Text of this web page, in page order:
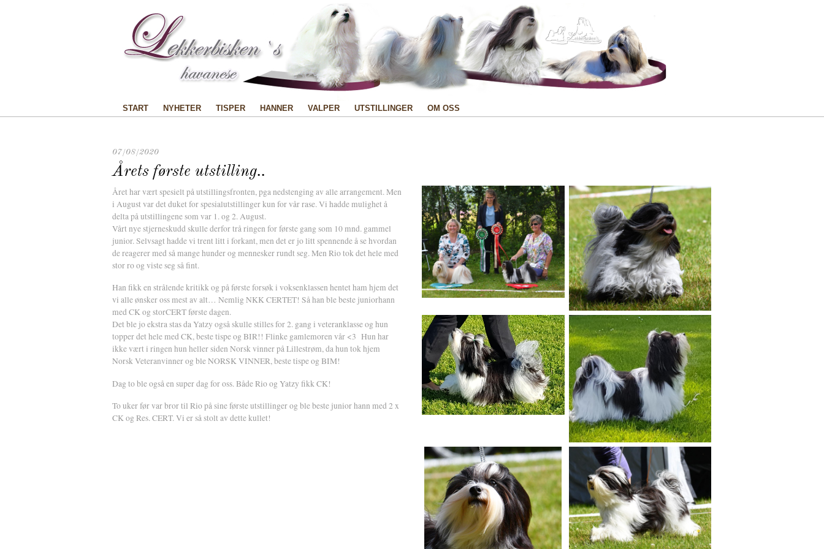
START NYHETER TISPER HANNER VALPER UTSTILLINGER OM OSS
07/08/2020
Årets første utstilling..
Året har vært spesielt på utstillingsfronten, pga nedstenging av alle arrangement. Men
i August var det duket for spesialutstillinger kun for vår rase. Vi hadde mulighet å
delta på utstillingene som var 1. og 2. August.
Vårt nye stjerneskudd skulle derfor trå ringen for første gang som 10 mnd. gammel
junior. Selvsagt hadde vi trent litt i forkant, men det er jo litt spennende å se hvordan
de reagerer med så mange hunder og mennesker rundt seg. Men Rio tok det hele med
stor ro og viste seg så fint.
Han fikk en strålende kritikk og på første forsøk i voksenklassen hentet ham hjem det
vi alle ønsker oss mest av alt… Nemlig NKK CERTET! Så han ble beste juniorhann
med CK og storCERT første dagen.
Det ble jo ekstra stas da Yatzy også skulle stilles for 2. gang i veteranklasse og hun
topper det hele med CK, beste tispe og BIR!! Flinke gamlemoren vår <3 Hun har
ikke vært i ringen hun heller siden Norsk vinner på Lillestrøm, da hun tok hjem
Norsk Veteranvinner og ble NORSK VINNER, beste tispe og BIM!
Dag to ble også en super dag for oss. Både Rio og Yatzy fikk CK!
To uker før var bror til Rio på sine første utstillinger og ble beste junior hann med 2 x
CK og Res. CERT. Vi er så stolt av dette kullet!